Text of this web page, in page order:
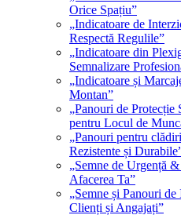
Orice Spațiu”
„Indicatoare de
Respectă Regulile”
„Indicatoare din
Semnalizare
„Indicatoare și
Montan”
„Panouri de Protecție
pentru Locul de
„Panouri pentru
Rezistente și
„Semne de Urgență
Afacerea Ta”
„Semne și Panouri
Clienți și Angajați”